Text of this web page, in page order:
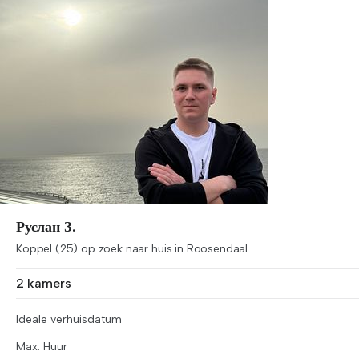
Руслан З.
Koppel (25) op zoek naar huis in Roosendaal
2 kamers
Ideale verhuisdatum
Max. Huur